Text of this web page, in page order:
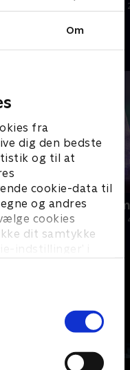
Om
fra
dig den bedste
og til at
cookie-data til
og andres
cookies
dit samtykke
indstillinger’ i
have været der for
Julelys for
2022 • Livsstil •